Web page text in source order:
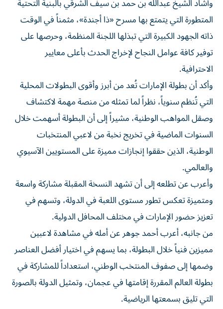
المتطورة التي يتمتع بها مسرح «ذا أجندة»، مثمناً في الوقت
ذاته الجهود الكبيرة التي تبذلها اللجنة المنظمة، وحرصها على
توفير كافة عوامل النجاح لإخراج الحدث بأعلى معايير
الاحترافية.
وأكد أن بطولة الإمارات تُعد من أبرز وأقوى البطولات المحلية
التي تُنظم سنوياً، نظراً لما تمثله من منصة مهمة لاكتشاف
وصقل المواهب الوطنية، مشيراً إلى أن البطولة أسهمت خلال
السنوات الماضية في تخريج نخبة من لاعبي المنتخبات
الوطنية، الذين حققوا إنجازات مميزة على المستويين الآسيوي
والعالمي.
وأعرب عن تطلعه إلى أن تشهد النسخة المقبلة مشاركة واسعة
ومتميزة تعكس تطور مستوى اللعبة في الدولة، وتسهم في
تعزيز حضور الإمارات في مختلف المحافل الدولية.
من جانبه، أعرب أحمد جوهر عن أمله في مشاهدة لاعبين
مميزين فنياً خلال البطولة، بما يسهم في اختيار أفضل العناصر
وضمها إلى صفوف المنتخب الوطني، استعداداً للمشاركة في
بطولة العالم المقررة إقامتها في عجمان، وتمثيل الدولة بالصورة
التي تليق بسمعتها الرياضية.